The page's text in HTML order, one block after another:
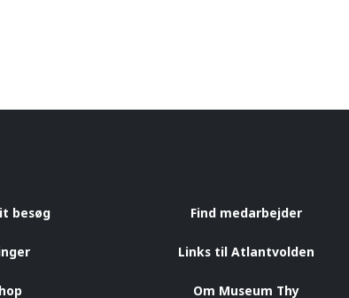
besøg Find medarbejder
Links til Atlantvolden
Om Museum Thy